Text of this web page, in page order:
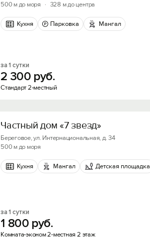
500 м до моря
· 328 м до центра
Кухня Парковка Мангал
за 1 сутки
2 300 руб.
Стандарт 2-местный
Частный дом «7 звезд»
Береговое, ул. Интернациональная, д. 34
500 м до моря
Кухня Мангал Детская площадка
за 1 сутки
1 800 руб.
Комната-эконом 2-местная 2 этаж